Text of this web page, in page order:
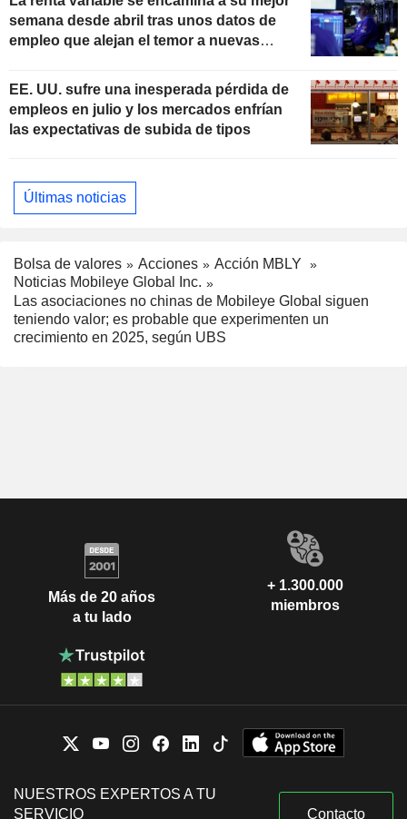
semana desde abril tras unos datos de
empleo que alejan el temor a nuevas
EE. UU. sufre una inesperada pérdida de
empleos en julio y los mercados enfrían
las expectativas de subida de tipos
Últimas noticias
Bolsa de valores Acciones
Acción MBLY
Noticias Mobileye Global Inc.
Las asociaciones no chinas de Mobileye Global siguen
teniendo valor; es probable que experimenten un
crecimiento en 2025, según UBS
Más de 20 años
a tu lado
+ 1.300.000
miembros
NUESTROS EXPERTOS A TU
SERVICIO
Contacto